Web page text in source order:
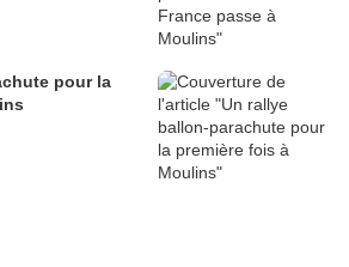
pour la